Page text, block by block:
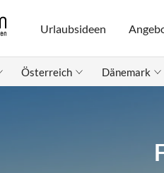
Urlaubsideen
Österreich Dänemark